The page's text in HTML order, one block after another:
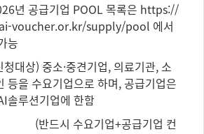
년 공급기업 POOL 목록은 https://
voucher.or.kr/supply/pool 에서
능
대상) 중소·중견기업, 의료기관, 소
등을 수요기업으로 하며, 공급기업은
솔루션기업에 한함
시 수요기업+공급기업 컨